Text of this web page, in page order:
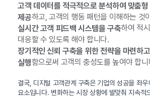
고객 데이터를 적극적으로 분석하여 맞춤
제공하고, 고객의 행동 패턴을 이해하는 것
실시간 고객 피드백 시스템을 구축하여 적
대응할 수 있도록 해야 합니다.
장기적인 신뢰 구축을 위한 전략을 마련하
실행함으로써 고객의 충성도를 높여야 합니
결국, 디지털 고객관계 구축은 기업의 성공을 좌우
요소입니다. 변화하는 시장 상황에 발맞춰 지속적